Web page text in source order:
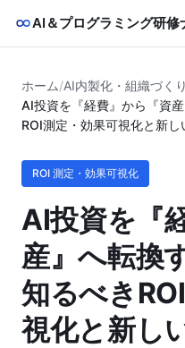
AI＆プログラミング研修
ホーム/AI内製化・組織づくり
AI投資を『経費』から『資
ROI測定・効果可視化と新
ROI 測定・効果可視化
AI投資を『
産』へ転換
知るべき
視化と新し